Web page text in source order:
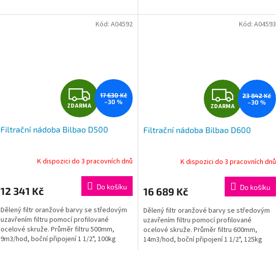
Z
D
A
R
M
A
ZDARMA
17 630 Kč
–30 %
Filtrační nádoba Bilbao D500
K dispozici do 3 pracovních dnů
12 341 Kč Do košíku
Dělený filtr oranžové barvy se středovým
uzavřením filtru pomocí profilované
ocelové skruže. Průměr filtru 500mm,
9m3/hod, boční připojení 1 1/2", 100kg
Kód: A04592
Z
D
A
R
M
A
ZDARMA
23 842 Kč
–30 %
Filtrační nádoba Bilbao D600
K dispozici do 3 pracovních dnů
16 689 Kč Do košíku
Dělený filtr oranžové barvy se středovým
uzavřením filtru pomocí profilované
ocelové skruže. Průměr filtru 600mm,
14m3/hod, boční připojení 1 1/2", 125kg
Kód: A04593